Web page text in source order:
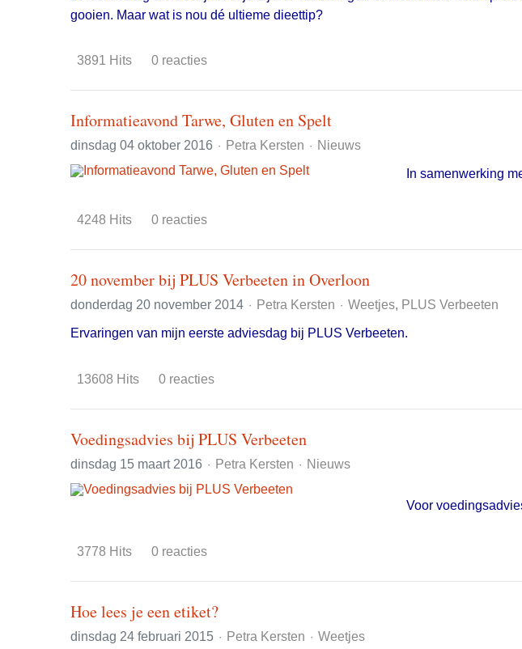
gooien. Maar wat is nou dé ultieme dieettip?
3891 Hits 0 reacties
Informatieavond Tarwe, Gluten en Spelt
dinsdag 04 oktober 2016 Petra Kersten Nieuws
In samenwerking
4248 Hits 0 reacties
20 november bij PLUS Verbeeten in Overloon
donderdag 20 november 2014 Petra Kersten Weetjes PLUS Verbeeten
Ervaringen van mijn eerste adviesdag bij PLUS Verbeeten.
13608 Hits 0 reacties
Voedingsadvies bij PLUS Verbeeten
dinsdag 15 maart 2016 Petra Kersten Nieuws
Voor
3778 Hits 0 reacties
Hoe lees je een etiket?
dinsdag 24 februari 2015 Petra Kersten Weetjes